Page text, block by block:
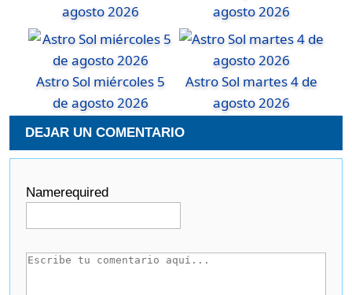
agosto 2026
agosto 2026
Astro Sol miércoles 5
de agosto 2026
Astro Sol martes 4 de
agosto 2026
DEJAR UN COMENTARIO
Namerequired